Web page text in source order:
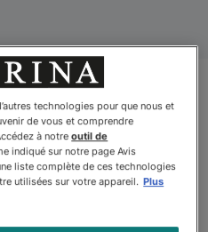
technologies pour que nous et
de vous et comprendre
à notreoutil de
indiqué sur notre page Avis
liste complète de ces technologies
utilisées sur votre appareil. Plus